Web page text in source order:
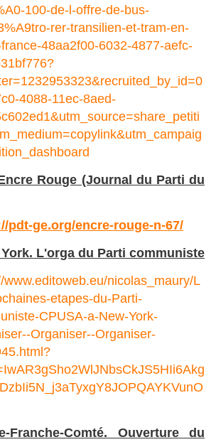
100-de-l-offre-de-bus-
rer-transilien-et-tram-en-
48aa2f00-6032-4877-aefc-
4088-11ec-8aed-
Rouge (Journal du Parti du
pdt-ge.org/encre-rouge-n-67/
York. L'orga du Parti communiste
www.editoweb.eu/nicolas_maury/L
etapes-du-Parti-
CPUSA-a-New-York-
Organiser--Organiser-
Franche-Comté. Ouverture du